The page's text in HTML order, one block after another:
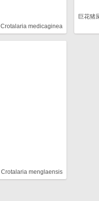
Crotalaria medicaginea
巨花猪
Crotalaria menglaensis